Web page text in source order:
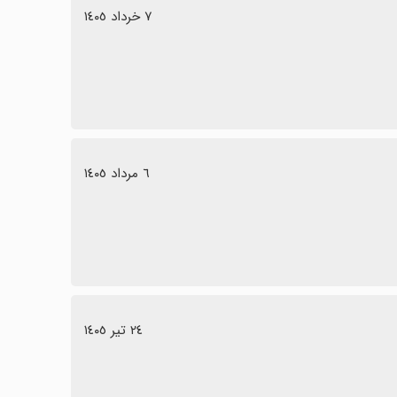
٧ خرداد ١٤٠٥
٦ مرداد ١٤٠٥
٢٤ تیر ١٤٠٥